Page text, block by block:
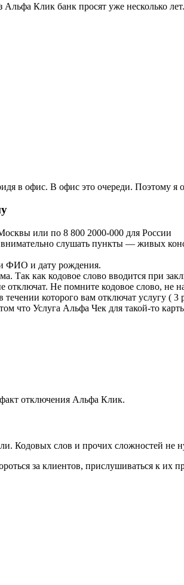
Клик банк просят уже несколько
в офис. В офис это очереди. Поэтому я
или по 8 800 2000-000 для России
слушать пункты — живых
ФИО и дату рождения.
Так как кодовое слово вводится при
отключат. Не помните кодовое слово, не
которого вам отключат услугу ( 3
что Услуга Альфа Чек для такой-то
отключения Альфа Клик.
Кодовых слов и прочих сложностей не
за клиентов, прислушиваться к